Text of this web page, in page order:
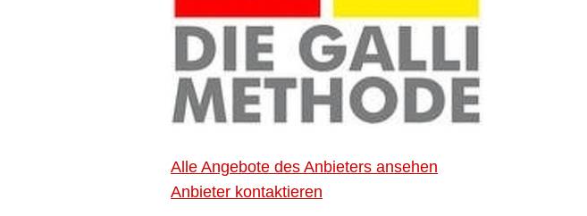
Alle Angebote des Anbieters ansehen
Anbieter kontaktieren